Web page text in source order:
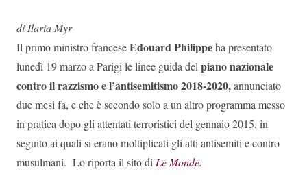
di Ilaria Myr
Il primo ministro franceseEdouard Philippeha presentato
lunedì 19 marzo a Parigi le linee guida delpiano nazionale
contro il razzismo e l’antisemitismo 2018-2020,annunciato
due mesi fa, e che è secondo solo a un altro programma messo
in pratica dopo gli attentati terroristici del gennaio 2015, in
seguito ai quali si erano moltiplicati gli atti antisemiti e contro
musulmani. Lo riporta il sito diLe Monde.